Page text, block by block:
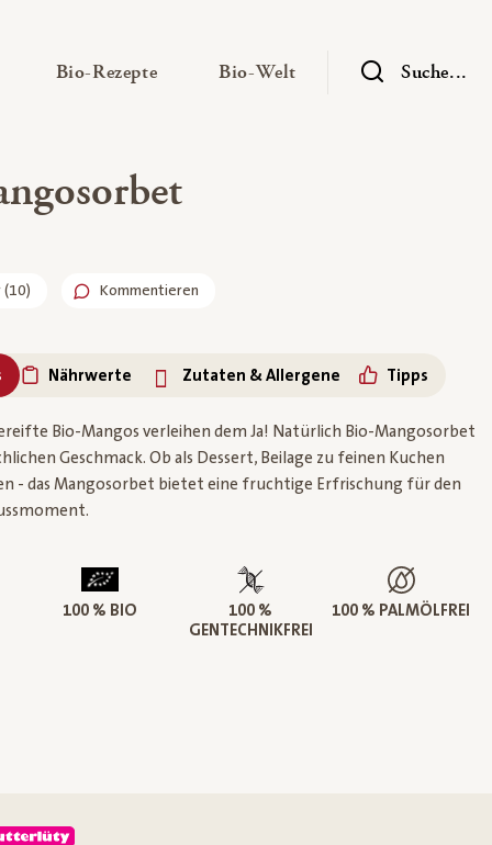
Untermenü ausklappen
Bio-Rezepte— Untermenü ausklappen
Bio-Welt — UntermenüSuche...
(10) Kommentieren
Nährwerte Zutaten & Allergene Tipps
Bio-Mangos verleihen dem Ja! Natürlich Bio-Mangosorbet
Geschmack. Ob als Dessert, Beilage zu feinen Kuchen
- das Mangosorbet bietet eine fruchtige Erfrischung für den
100 % BIO
100 %
GENTECHNIKFREI
100 % PALMÖLFREI